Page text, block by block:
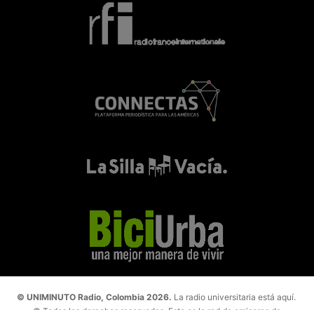
© UNIMINUTO Radio, Colombia 2026. La radio universitaria está aquí.